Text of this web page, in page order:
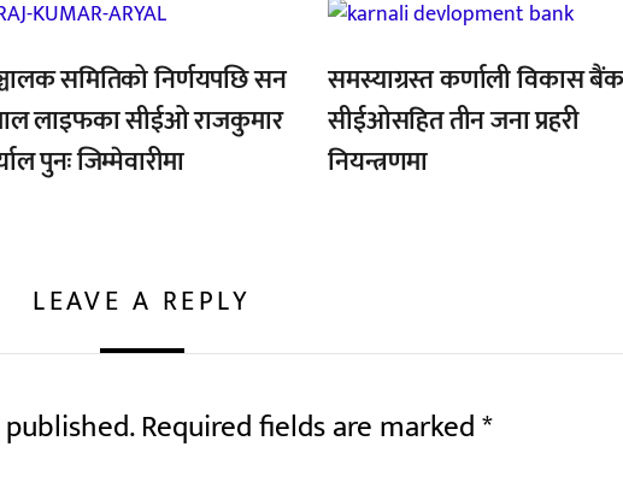
समितिको निर्णयपछि सन
लाइफका सीईओ राजकुमार
पुनः जिम्मेवारीमा
,
समस्याग्रस्त कर्णाली विकास
सीईओसहित तीन जना प्रहरी
नियन्त्रणमा
LEAVE A REPLY
Required fields are marked*